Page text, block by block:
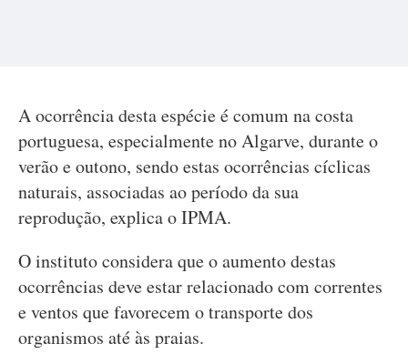
A ocorrência desta espécie é comum na costa
portuguesa, especialmente no Algarve, durante o
verão e outono, sendo estas ocorrências cíclicas
naturais, associadas ao período da sua
reprodução, explica o IPMA.
O instituto considera que o aumento destas
ocorrências deve estar relacionado com correntes
e ventos que favorecem o transporte dos
organismos até às praias.